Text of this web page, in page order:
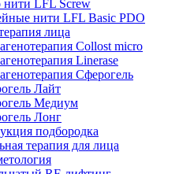
нити LFL Screw
нити LFL Basic PDO
лица
Collost micro
Linerase
Сферогель
Лайт
Медиум
Лонг
подбородка
терапия для лица